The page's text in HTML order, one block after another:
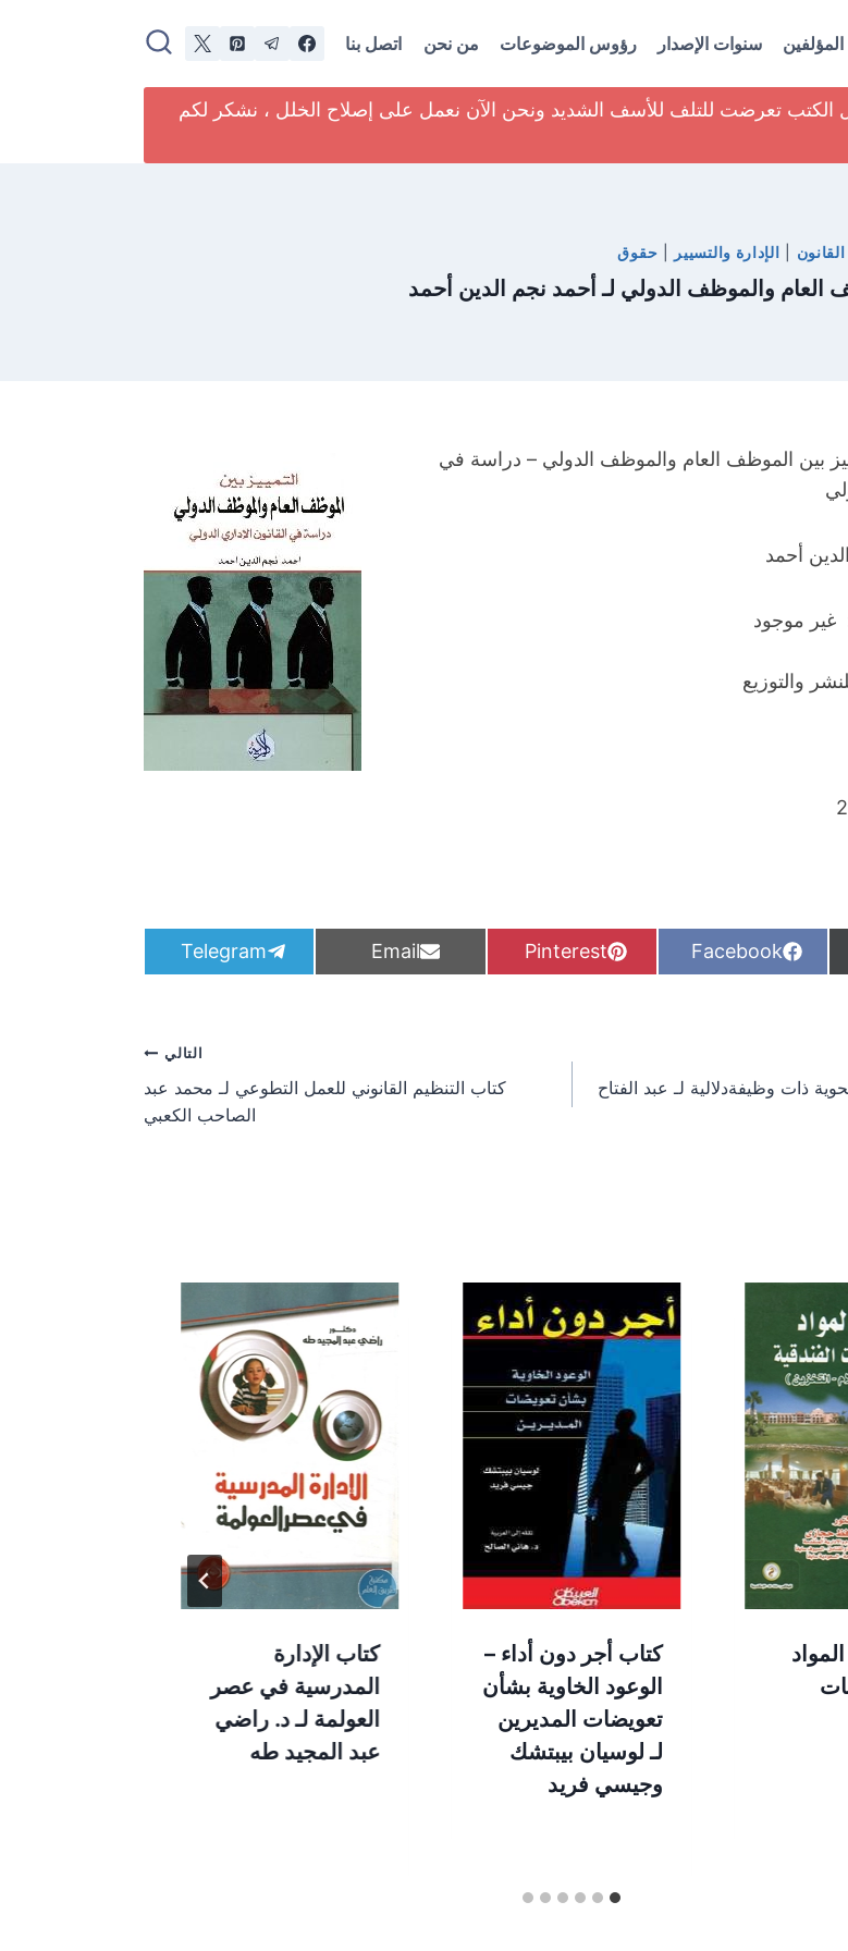
المؤلفين سنوات الإصدار رؤوس الموضوعات من نحن اتصل بنا
الكتب تعرضت للتلف للأسف الشديد ونحن الآن نعمل على إصلاح الخلل ، نشكر لكم
القانون الإدارة والتسيير حقوق
العام والموظف الدولي لـ أحمد نجم الدين أحمد
بين الموظف العام والموظف الدولي – دراسة في
أحمد
غير موجود
والتوزيع
S
h
Facebook
S
h
Pinterest
S
h
Email
S
h
Telegram
ذات وظيفةدلالية لـ عبد الفتاح
التالي
كتاب التنظيم القانوني للعمل التطوعي لـ محمد عبد
الصاحب الكعبي
كتاب أجر دون أداء –
الوعود الخاوية بشأن
تعويضات المديرين
لـ لوسيان بيبتشك
وجيسي فريد
كتاب الإدارة
المدرسية في عصر
العولمة لـ د. راضي
عبد المجيد طه